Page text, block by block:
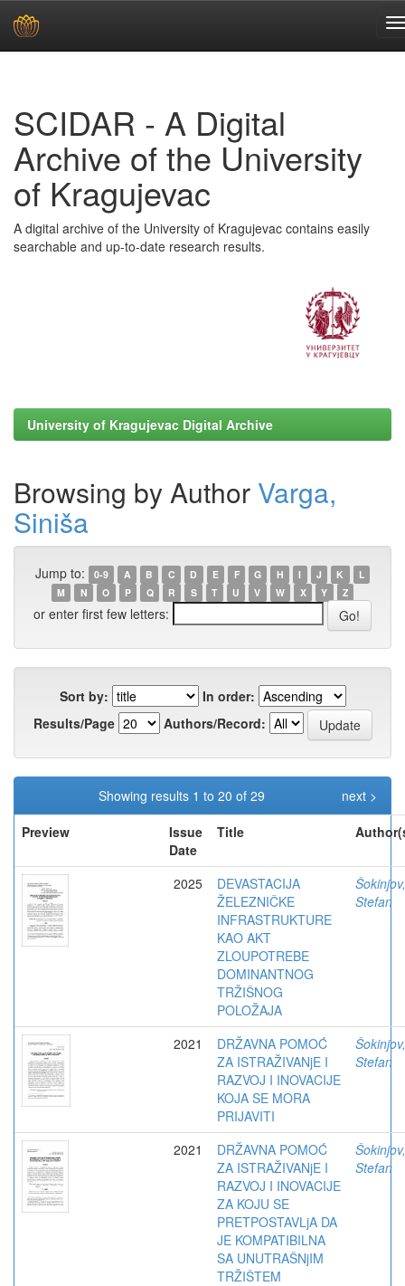
SCIDAR - A Digital
Archive of the University
of Kragujevac
A digital archive of the University of Kragujevac contains easily
searchable and up-to-date research results.
University of Kragujevac Digital Archive
Browsing by Author Varga,
Siniša
Jump to: 0-9 A B C D E F G H I J K
L
M
N O P Q R S T U V W X Y Z
or enter first few letters:
Sort by:
In order:
Results/Page
Authors/Record:
Showing results 1 to 20 of 29
next >
Preview
Issue
Date
Title
2025
DEVASTACIJA
ŽELEZNIČKE
INFRASTRUKTURE
KAO AKT
ZLOUPOTREBE
DOMINANTNOG
TRŽIŠNOG
POLOŽAJA
Šokinjov,
Stefan
2021
DRŽAVNA POMOĆ
ZA ISTRAŽIVANjE I
RAZVOJ I INOVACIJE
KOJA SE MORA
PRIJAVITI
Šokinjov,
Stefan
2021
DRŽAVNA POMOĆ
ZA ISTRAŽIVANjE I
RAZVOJ I INOVACIJE
ZA KOJU SE
PRETPOSTAVLjA DA
JE KOMPATIBILNA
SA UNUTRAŠNjIM
TRŽIŠTEM
Šokinjov,
Stefan